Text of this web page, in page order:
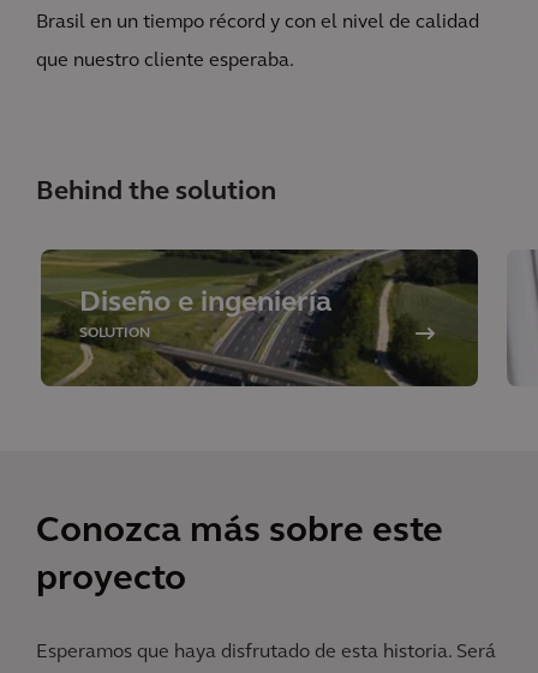
Brasil en un tiempo récord y con el nivel de calidad
que nuestro cliente esperaba.
Behind the solution
Diseño e ingeniería
SOLUTION
Conozca más sobre este
proyecto
Esperamos que haya disfrutado de esta historia. Será